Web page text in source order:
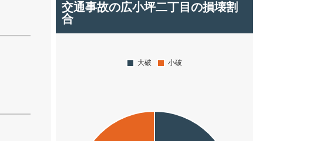
交通事故の広小坪二丁目の損壊割
合